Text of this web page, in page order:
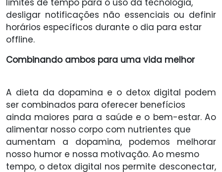
limites de tempo para o uso da tecnologia,
desligar notificações não essenciais ou definir
horários específicos durante o dia para estar
offline.
Combinando ambos para uma vida melhor
A dieta da dopamina e o detox digital podem
ser combinados para oferecer benefícios
ainda maiores para a saúde e o bem-estar. Ao
alimentar nosso corpo com nutrientes que
aumentam a dopamina, podemos melhorar
nosso humor e nossa motivação. Ao mesmo
tempo, o detox digital nos permite desconectar,